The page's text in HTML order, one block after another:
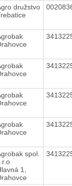
družstvo
spol.
1,